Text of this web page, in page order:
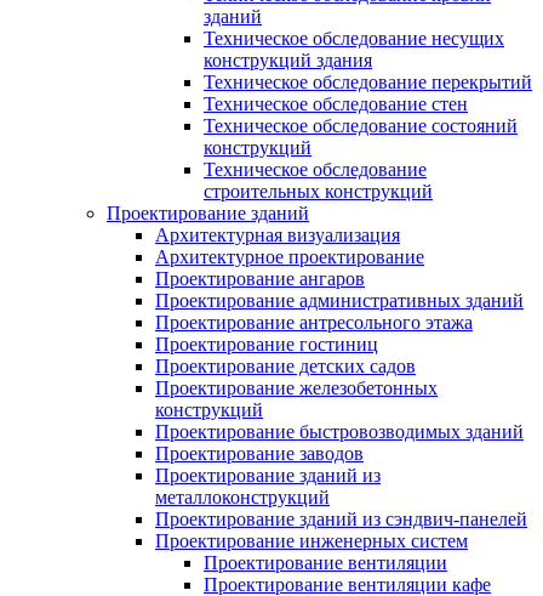
зданий
Техническое обследование несущих
конструкций здания
Техническое обследование перекрытий
Техническое обследование стен
Техническое обследование состояний
конструкций
Техническое обследование
строительных конструкций
Проектирование зданий
Архитектурная визуализация
Архитектурное проектирование
Проектирование ангаров
Проектирование административных зданий
Проектирование антресольного этажа
Проектирование гостиниц
Проектирование детских садов
Проектирование железобетонных
конструкций
Проектирование быстровозводимых зданий
Проектирование заводов
Проектирование зданий из
металлоконструкций
Проектирование зданий из сэндвич-панелей
Проектирование инженерных систем
Проектирование вентиляции
Проектирование вентиляции кафе